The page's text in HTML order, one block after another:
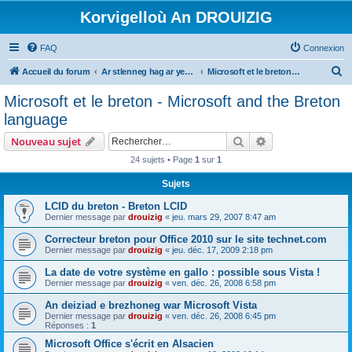
Korvigelloù An DROUIZIG
FAQ Connexion
Accueil du forum Ar stlenneg hag ar yezhoù bihan er bed a-bezh Microsoft et le breton - Microsoft and the Breton language
Microsoft et le breton - Microsoft and the Breton
language
Nouveau sujet Rechercher
24 sujets • Page 1 sur 1
Sujets
LCID du breton - Breton LCID
Dernier message par drouizig « jeu. mars 29, 2007 8:47 am
Correcteur breton pour Office 2010 sur le site technet.com
Dernier message par drouizig « jeu. déc. 17, 2009 2:18 pm
La date de votre système en gallo : possible sous Vista !
Dernier message par drouizig « ven. déc. 26, 2008 6:58 pm
An deiziad e brezhoneg war Microsoft Vista
Dernier message par drouizig « ven. déc. 26, 2008 6:45 pm
Réponses : 1
Microsoft Office s'écrit en Alsacien